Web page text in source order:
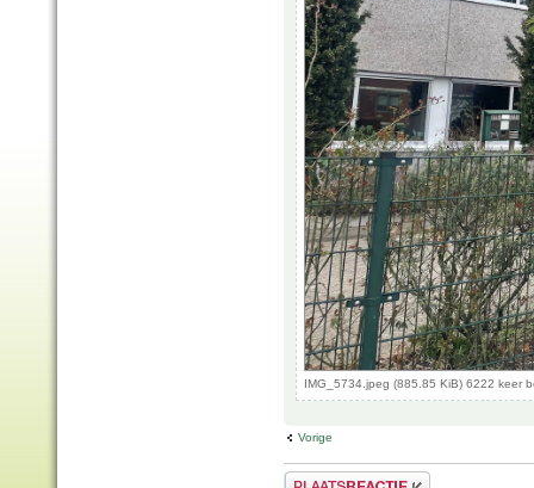
IMG_5734.jpeg (885.85 KiB) 6222 keer
Vorige
Plaats een reactie